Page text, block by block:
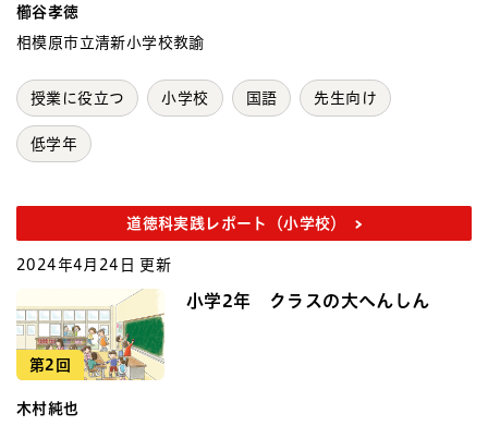
櫛谷孝徳
相模原市立清新小学校教諭
授業に役立つ 小学校 国語 先生向け
低学年
道徳科実践レポート（小学校）
2024年4月24日 更新
第2回
小学2年 クラスの大へんしん
木村純也